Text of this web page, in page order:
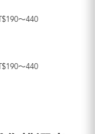
～440
～440